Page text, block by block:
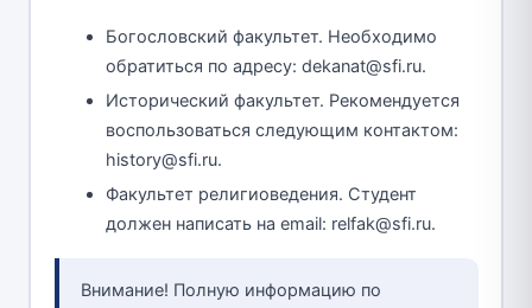
Богословский факультет. Необходимо
обратиться по адресу: dekanat@sfi.ru.
Исторический факультет. Рекомендуется
воспользоваться следующим контактом:
history@sfi.ru.
Факультет религиоведения. Студент
должен написать на email: relfak@sfi.ru.
Внимание! Полную информацию по